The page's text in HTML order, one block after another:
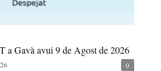
a Gavà avui 9 de Agost de 2026
0